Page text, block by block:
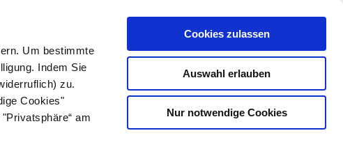
Um bestimmte
Indem Sie
zu.
Cookies"
am
Cookies zulassen
Auswahl erlauben
Nur notwendige Cookies
Kundenlogin
Suche
leben Über uns